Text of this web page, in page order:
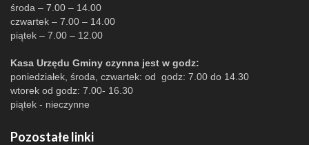
środa – 7.00 – 14.00
czwartek – 7.00 – 14.00
piątek – 7.00 – 12.00
Kasa Urzędu Gminy czynna jest w godz:
poniedziałek, środa, czwartek: od godz: 7.00 do 14.30
wtorek od godz: 7.00- 16.30
piątek - nieczynne
Pozostałe linki